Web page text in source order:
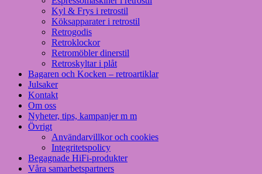
Kyl & Frys i retrostil
Köksapparater i retrostil
Retrogodis
Retroklockor
Retromöbler dinerstil
Retroskyltar i plåt
Bagaren och Kocken – retroartiklar
Julsaker
Kontakt
Om oss
Nyheter, tips, kampanjer m m
Övrigt
Användarvillkor och cookies
Integritetspolicy
Begagnade HiFi-produkter
Våra samarbetspartners